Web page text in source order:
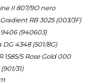
II 807/9O nero
RB 3025 (003/3F)
(940603)
4348 (501/8G)
1585/S Rose Gold 000
31)